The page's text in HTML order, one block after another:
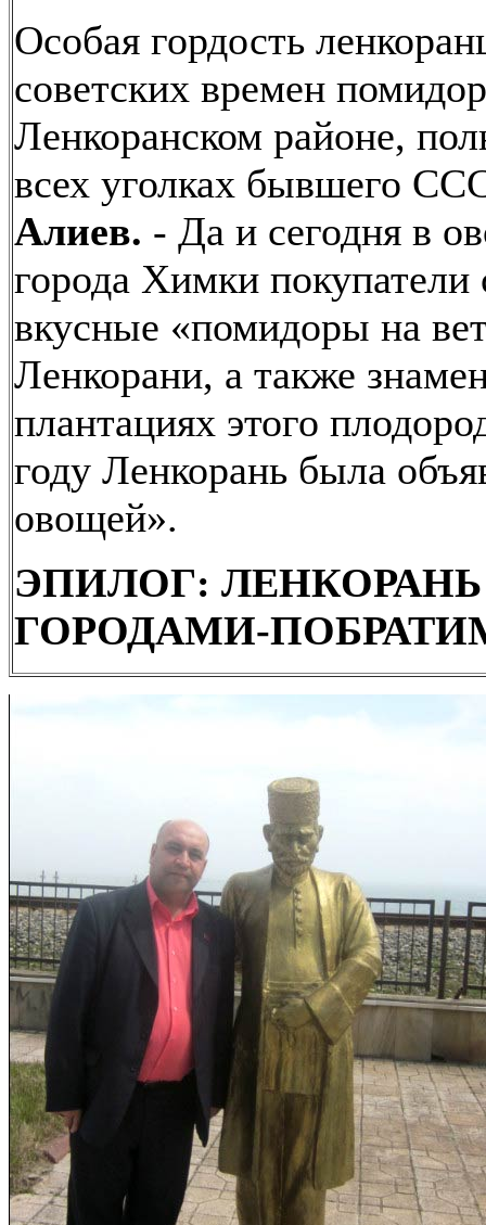
Особая гордость
советских времен
Ленкоранском районе,
всех уголках бывшего
Алиев. - Да и сегодня в
города Химки покупатели
вкусные «помидоры на
Ленкорани, а также
плантациях этого
году Ленкорань была
овощей».
ЭПИЛОГ:
ГОРОДАМИ-